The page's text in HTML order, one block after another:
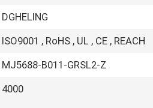
DGHELING
ISO9001 , RoHS , UL , CE , REACH
MJ5688-B011-GRSL2-Z
4000